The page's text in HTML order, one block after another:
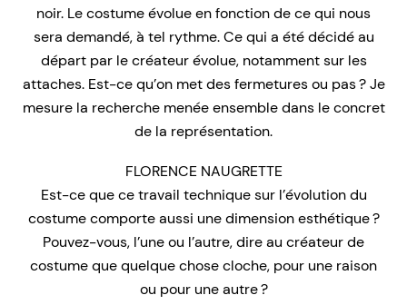
noir. Le costume évolue en fonction de ce qui nous
sera demandé, à tel rythme. Ce qui a été décidé au
départ par le créateur évolue, notamment sur les
attaches. Est-ce qu’on met des fermetures ou pas ? Je
mesure la recherche menée ensemble dans le concret
de la représentation.
FLORENCE NAUGRETTE
Est-ce que ce travail technique sur l’évolution du
costume comporte aussi une dimension esthétique ?
Pouvez-vous, l’une ou l’autre, dire au créateur de
costume que quelque chose cloche, pour une raison
ou pour une autre ?